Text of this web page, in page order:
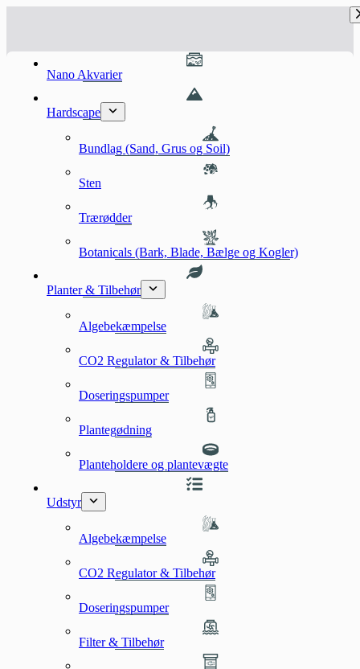
Nano Akvarier
Hardscape
Bundlag (Sand, Grus og Soil)
Sten
Trærødder
Botanicals (Bark, Blade, Bælge og Kogler)
Planter & Tilbehør
Algebekæmpelse
CO2 Regulator & Tilbehør
Doseringspumper
Plantegødning
Planteholdere og plantevægte
Udstyr
Algebekæmpelse
CO2 Regulator & Tilbehør
Doseringspumper
Filter & Tilbehør